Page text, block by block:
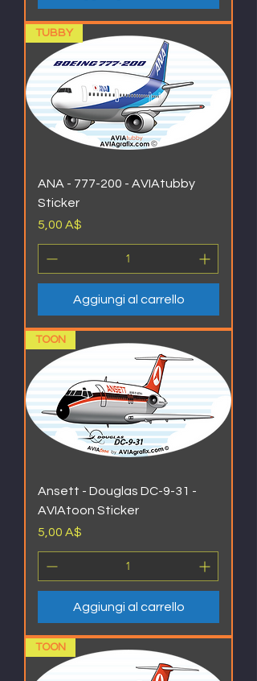
TUBBY
ANA - 777-200 - AVIAtubby
Sticker
Prezzo
5,00 A$
Aggiungi al carrello
TOON
Ansett - Douglas DC-9-31 -
AVIAtoon Sticker
Prezzo
5,00 A$
Aggiungi al carrello
TOON